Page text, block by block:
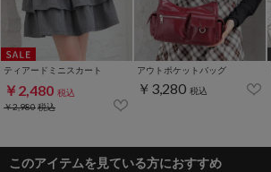
ティアードミニスカート
￥2,480 税込
￥2,980税込
アウトポケットバッグ
￥3,280 税込
このアイテムを見ている方におすすめ